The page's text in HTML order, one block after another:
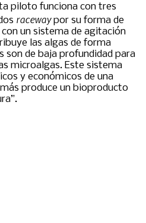
piloto funciona con tres
racewaypor su forma de
un sistema de agitación
las algas de forma
son de baja profundidad para
microalgas. Este sistema
y económicos de una
produce un bioproducto